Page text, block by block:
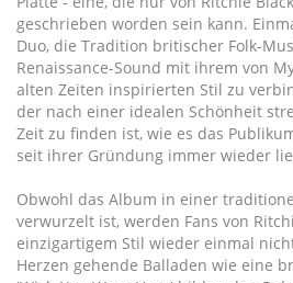
geschrieben worden sein kann.
Duo, die Tradition britischer Folk-
Renaissance-Sound mit ihrem von
alten Zeiten inspirierten Stil zu
der nach einer idealen Schönheit
Zeit zu finden ist, wie es das
seit ihrer Gründung immer wieder
Obwohl das Album in einer
verwurzelt ist, werden Fans von
einzigartigem Stil wieder einmal
Herzen gehende Balladen wie eine